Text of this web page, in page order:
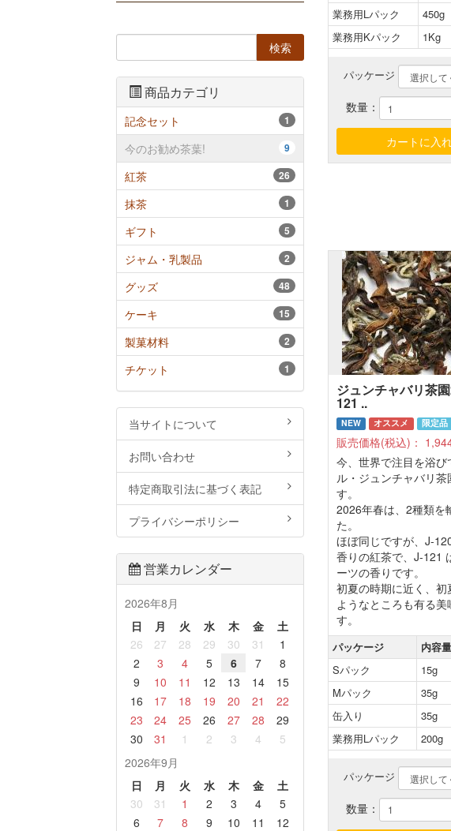
業務用Lパック
450g
業務用Kパック
1Kg
パッケージ
数量：
ジュンチャバリ茶
121 ..
NEW オススメ 限定品
販売価格(税込)：
今、世界で注目を浴び
ル・ジュンチャバリ
す。
2026年春は、2種類を
た。
ほぼ同じですが、J-
香りの紅茶で、J-121
ーツの香りです。
初夏の時期に近く、初
ようなところも有る
す。
パッケージ 内容量
Sパック
15g
Mパック
35g
缶入り
35g
業務用Lパック
200g
パッケージ
数量：
商品カテゴリ
記念セット 1
今のお勧め茶葉! 9
紅茶 26
抹茶 1
ギフト 5
ジャム・乳製品 2
グッズ 48
ケーキ 15
製菓材料 2
チケット 1
当サイトについて
お問い合わせ
特定商取引法に基づく表記
プライバシーポリシー
営業カレンダー
2026年8月
日
月 火 水 木 金
土
26
27 28 29 30 31
1
2
3 4 5 6 7
8
9
10 11 12 13 14
15
16
17 18 19 20 21
22
23
24 25 26 27 28
29
30
31 1 2 3 4
5
2026年9月
日
月 火 水 木 金
土
30
31 1 2 3 4
5
6
7 8 9 10 11
12